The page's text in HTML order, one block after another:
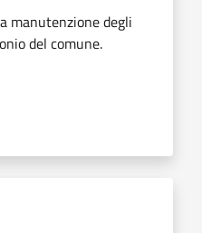
manutenzione degli
del comune.